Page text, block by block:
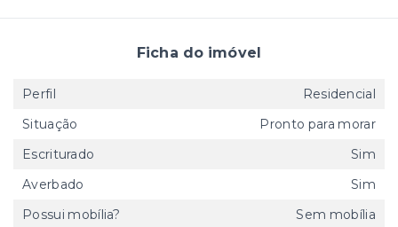
Ficha do imóvel
Perfil
Residencial
Situação
Pronto para morar
Escriturado
Sim
Averbado
Sim
Possui mobília?
Sem mobília